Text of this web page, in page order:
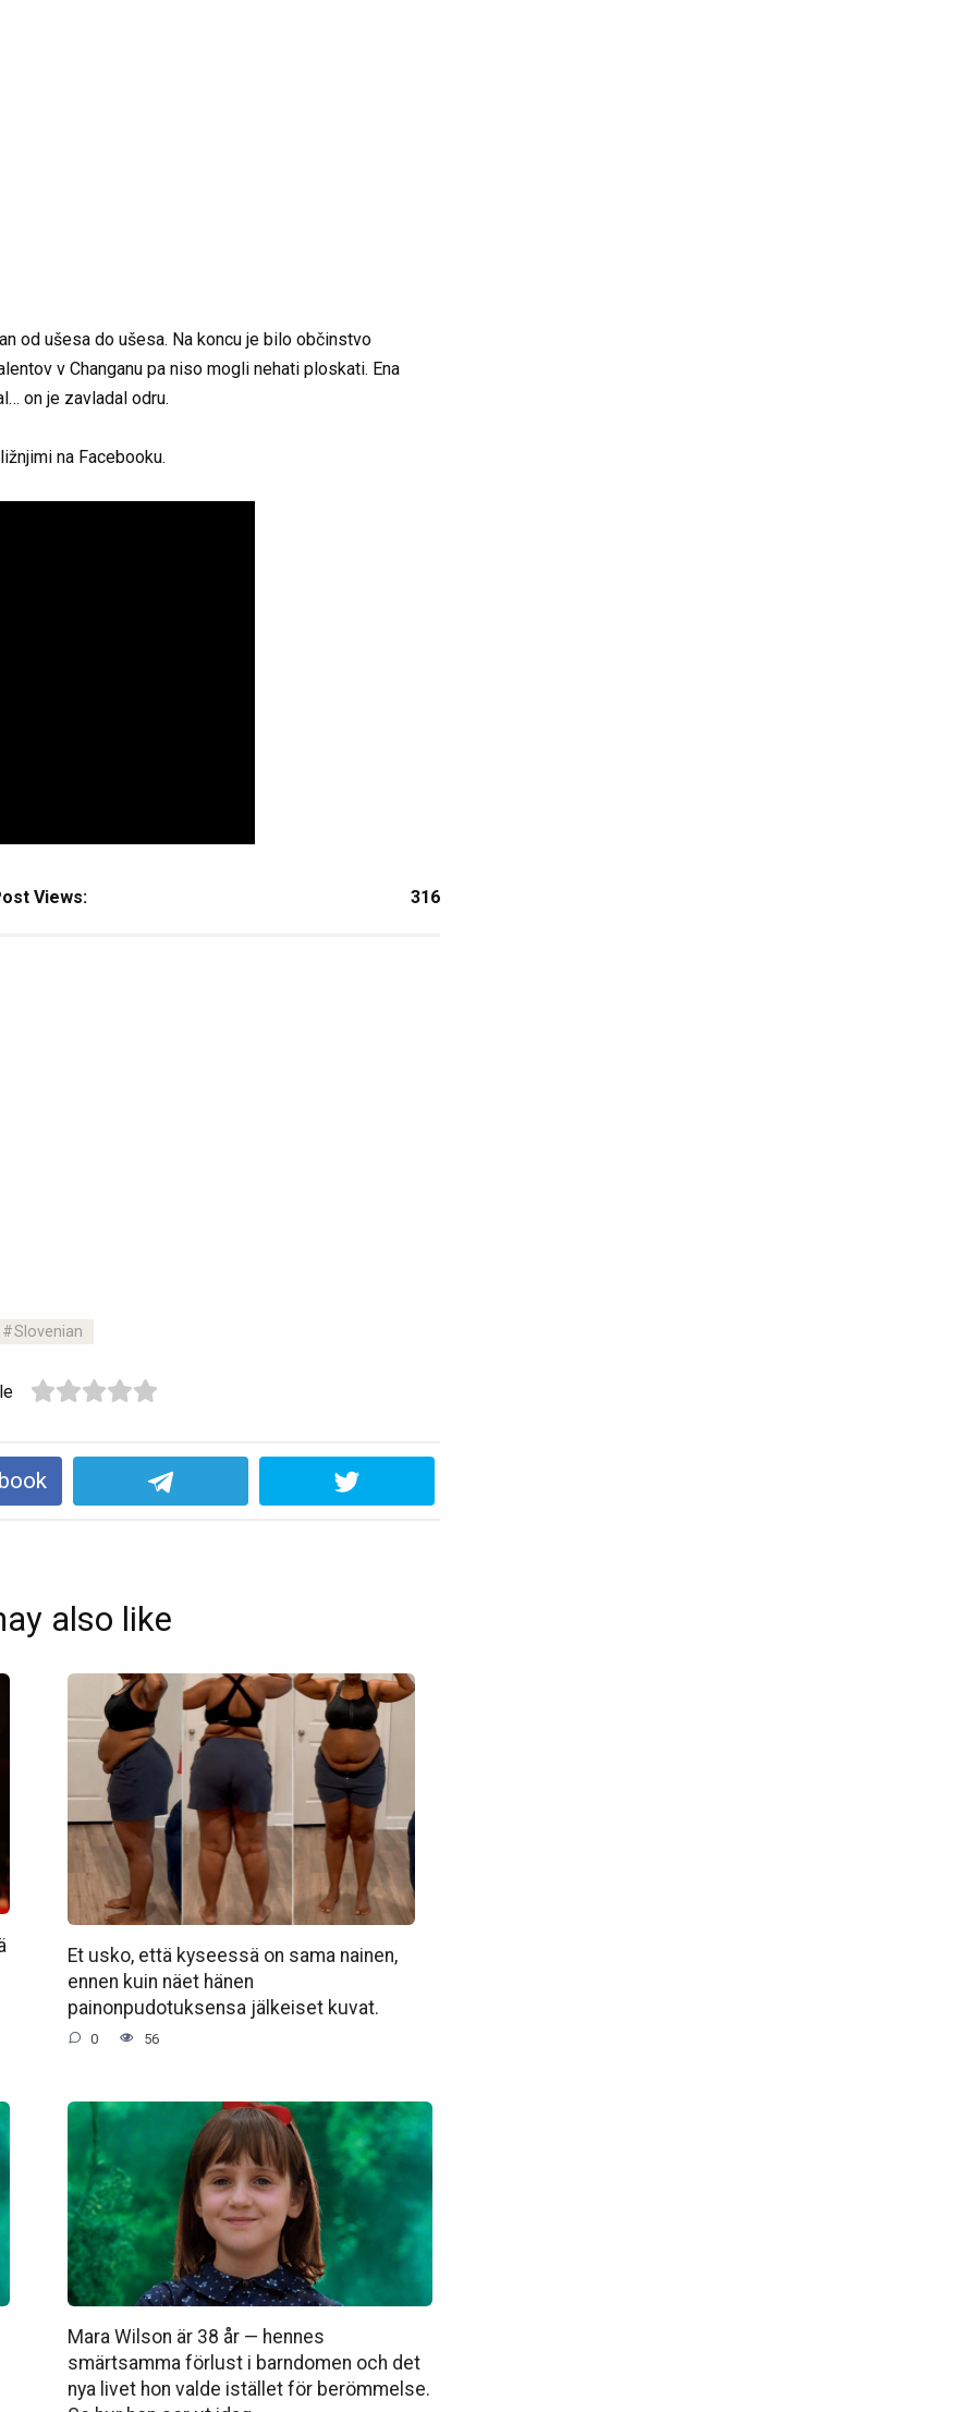
od ušesa do ušesa. Na koncu je bilo občinstvo
v Changanu pa niso mogli nehati ploskati. Ena
on je zavladal odru.
na Facebooku.
Views: 316
Slovenian
also like
Et usko, että kyseessä on sama nainen,
ennen kuin näet hänen
painonpudotuksensa jälkeiset kuvat.
0 56
Mara Wilson är 38 år — hennes
smärtsamma förlust i barndomen och det
nya livet hon valde istället för berömmelse.